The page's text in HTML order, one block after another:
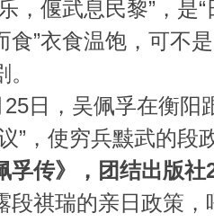
，偃武息民黎”，是
食”衣食温饱，可不
日，吴佩孚在衡阳
”，使穷兵黩武的段
孚传》，团结出版社
段祺瑞的亲日政策